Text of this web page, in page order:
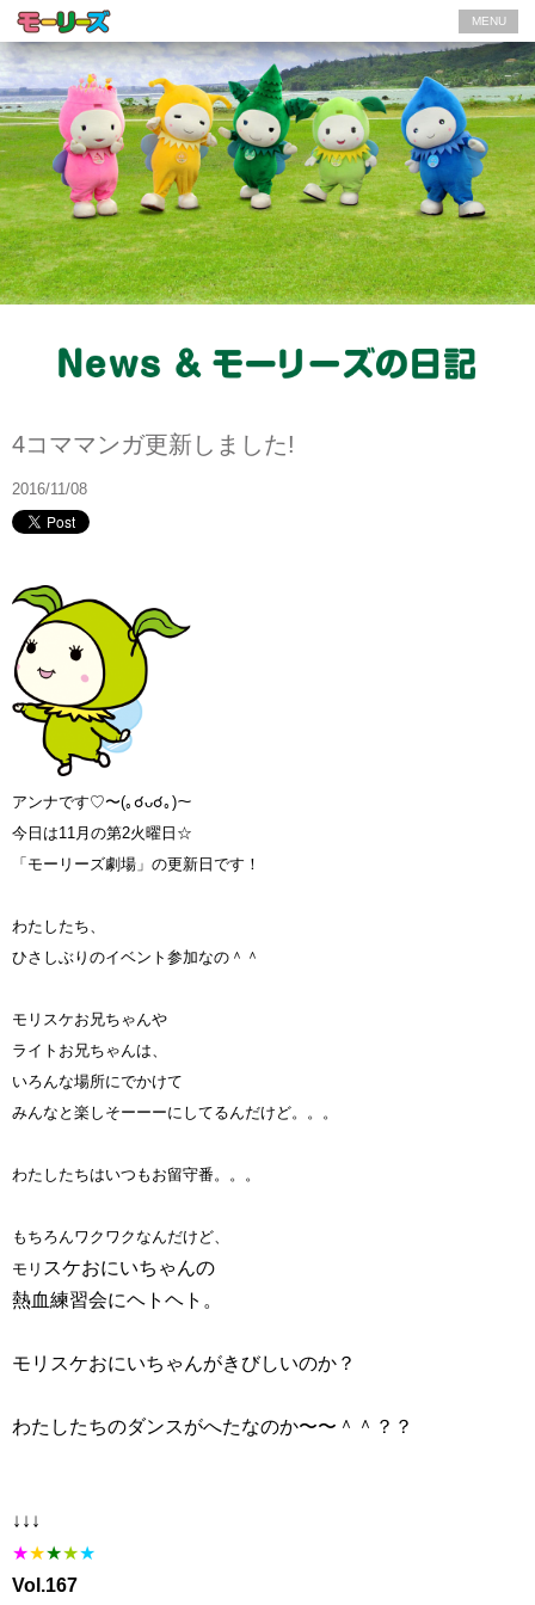
MENU
4コママンガ更新しました!
2016/11/08
アンナです♡〜(｡☌ᴗ☌｡)〜
今日は11月の第2火曜日☆
「モーリーズ劇場」の更新日です！
わたしたち、
ひさしぶりのイベント参加なの＾＾
モリスケお兄ちゃんや
ライトお兄ちゃんは、
いろんな場所にでかけて
みんなと楽しそーーーにしてるんだけど。。。
わたしたちはいつもお留守番。。。
もちろんワクワクなんだけど、
モリ スケおにいちゃんの
熱血練習会にヘトヘト。
モリスケおにいちゃんがきびしいのか？
わたしたちのダンスがへたなのか〜〜＾＾？？
↓↓↓
★★★★★
Vol.167